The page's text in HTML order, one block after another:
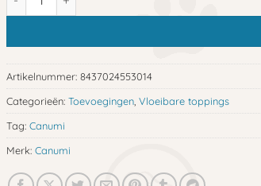
Artikelnummer: 8437024553014
Categorieën: Toevoegingen Vloeibare toppings
Tag: Canumi
Merk: Canumi